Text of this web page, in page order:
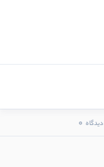
دیدگاه 0